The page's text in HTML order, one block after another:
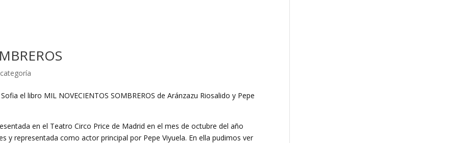
el libro MIL NOVECIENTOS SOMBREROS de Aránzazu Riosalido y Pepe
en el Teatro Circo Price de Madrid en el mes de octubre del año
representada como actor principal por Pepe Viyuela. En ella pudimos ver